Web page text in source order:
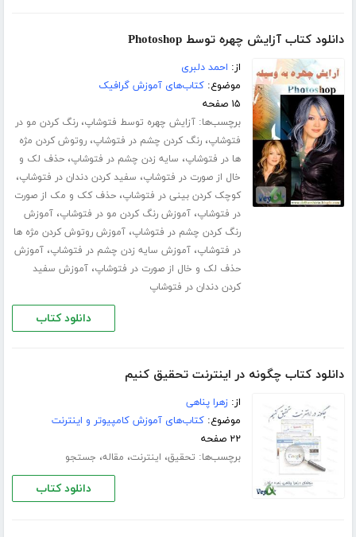
دانلود کتاب آزایش چهره توسط Photoshop
از: احمد دلبری
موضوع:کتاب‌های آموزش گرافیک
۱۵ صفحه
برچسب‌ها:آزایش چهره توسط فتوشاپ،رنگ کردن مو در
فتوشاپ،رنگ کردن چشم در فتوشاپ،روتوش کردن مژه
ها در فتوشاپ، سایه زدن چشم در فتوشاپ،حذف لک و
خال از صورت در فتوشاپ، سفید کردن دندان در فتوشاپ،
کوچک کردن بینی در فتوشاپ،حذف کک و مک از صورت
در فتوشاپ،آموزش رنگ کردن مو در فتوشاپ،آموزش
رنگ کردن چشم در فتوشاپ،آموزش روتوش کردن مژه ها
در فتوشاپ،آموزش سایه زدن چشم در فتوشاپ،آموزش
حذف لک و خال از صورت در فتوشاپ،آموزش سفید
کردن دندان در فتوشاپ
دانلود کتاب
دانلود کتاب چگونه در اینترنت تحقیق کنیم
از:زهرا پناهی
موضوع:کتاب‌های آموزش کامپیوتر و اینترنت
۲۲ صفحه
برچسب‌ها: تحقیق، اینترنت، مقاله، جستجو
دانلود کتاب